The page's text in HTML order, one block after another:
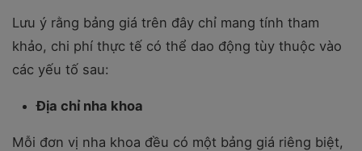
Lưu ý rằng bảng giá trên đây chỉ mang tính tham
khảo, chi phí thực tế có thể dao động tùy thuộc vào
các yếu tố sau:
Địa chỉ nha khoa
Mỗi đơn vị nha khoa đều có một bảng giá riêng biệt,